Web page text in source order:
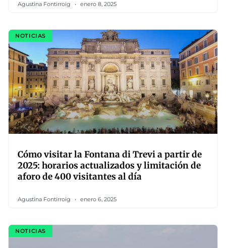
Agustina Fontirroig enero 8, 2025
NOTICIAS
Cómo visitar la Fontana di Trevi a partir de
2025: horarios actualizados y limitación de
aforo de 400 visitantes al día
Agustina Fontirroig enero 6, 2025
NOTICIAS